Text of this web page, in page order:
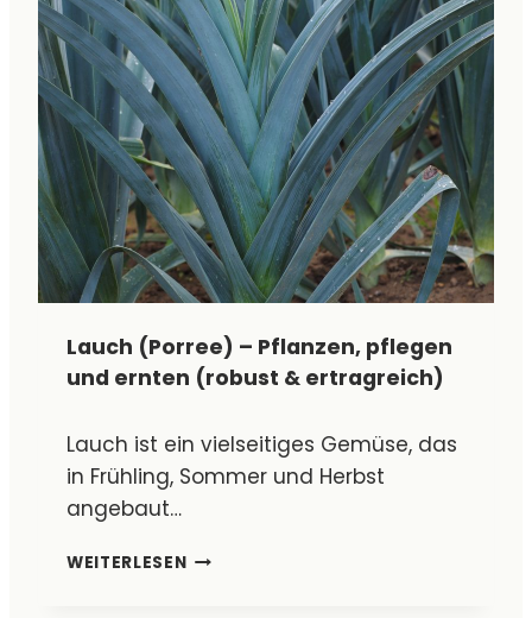
Lauch (Porree) – Pflanzen, pflegen
und ernten (robust & ertragreich)
Lauch ist ein vielseitiges Gemüse, das
in Frühling, Sommer und Herbst
angebaut…
WEITERLESENL